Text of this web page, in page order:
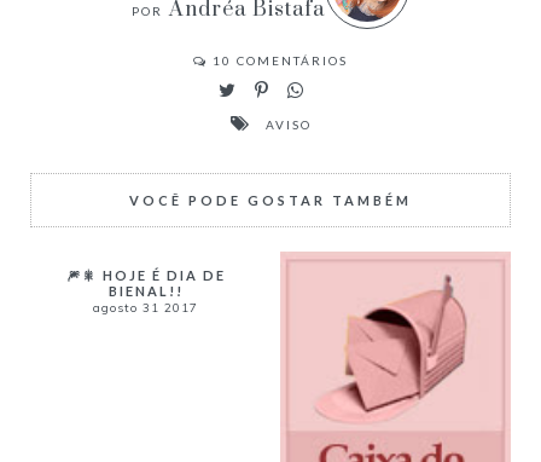
Andréa Bistafa
10 COMENTÁRIOS
AVISO
VOCÊ PODE GOSTAR TAMBÉM
🎆🎇 HOJE É DIA DE
BIENAL!!
agosto 31 2017